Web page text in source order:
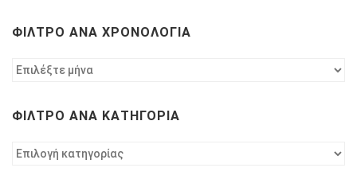
ΦΊΛΤΡΟ ΑΝΆ ΧΡΟΝΟΛΟΓΊΑ
Φίλτρο
ΦΊΛΤΡΟ ΑΝΆ ΚΑΤΗΓΟΡΊΑ
Φίλτρο